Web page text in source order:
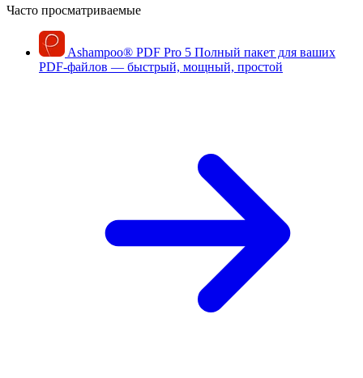
Часто просматриваемые
Ashampoo® PDF Pro 5 Полный пакет для ваших
PDF-файлов — быстрый, мощный, простой